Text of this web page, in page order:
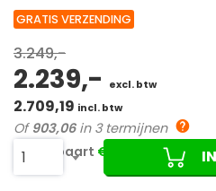
GRATIS VERZENDING
3.249,-
2.239,- excl. btw
2.709,19 incl. btw
Of 903,06in 3 termijnen
Je bespaart €1.010,00 (31%)
1